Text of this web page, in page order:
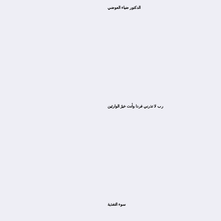
الدكتور ضياء العوضي
ﺭﺏ ﻻ ﺗﺬﺭﻧﻲ ﻓﺮﺩﺍ ﻭﺃﻧﺖ ﺧﻴﺮُ ﺍﻟﻮﺍﺭﺛﻴﻦ
سوء التغذية